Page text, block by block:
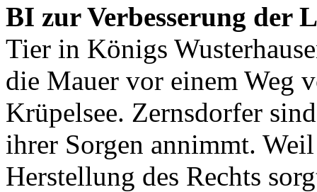
BI zur Verbesserung der
Tier in Königs
die Mauer vor einem Weg
Krüpelsee. Zernsdorfer
ihrer Sorgen annimmt.
Herstellung des Rechts